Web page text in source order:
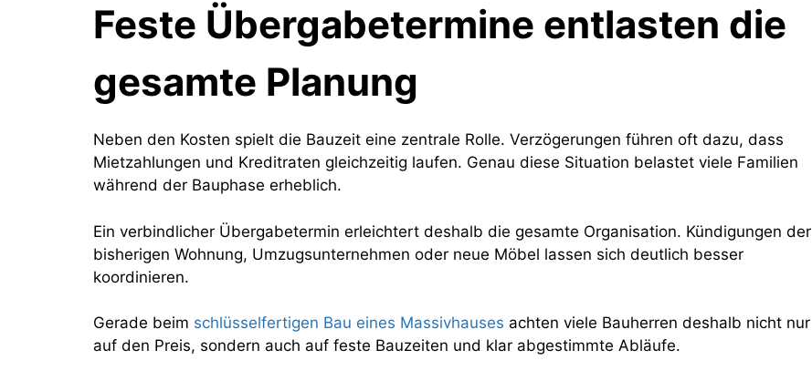
Feste Übergabetermine entlasten die
gesamte Planung
Neben den Kosten spielt die Bauzeit eine zentrale Rolle. Verzögerungen führen oft dazu, dass
Mietzahlungen und Kreditraten gleichzeitig laufen. Genau diese Situation belastet viele Familien
während der Bauphase erheblich.
Ein verbindlicher Übergabetermin erleichtert deshalb die gesamte Organisation. Kündigungen der
bisherigen Wohnung, Umzugsunternehmen oder neue Möbel lassen sich deutlich besser
koordinieren.
Gerade beim schlüsselfertigen Bau eines Massivhauses achten viele Bauherren deshalb nicht nur
auf den Preis, sondern auch auf feste Bauzeiten und klar abgestimmte Abläufe.